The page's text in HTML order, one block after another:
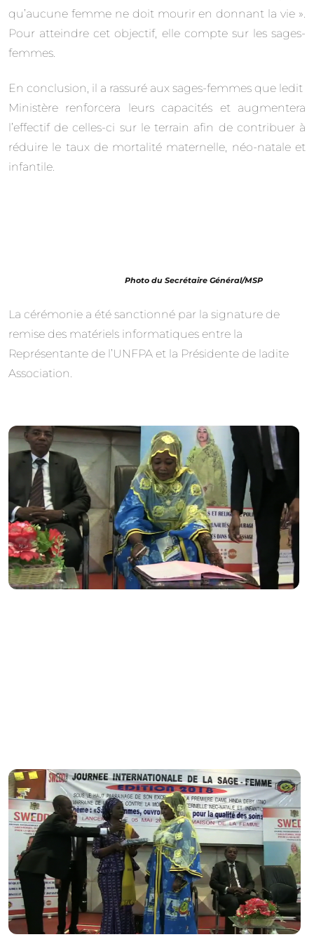
qu’aucune femme ne doit mourir en donnant la vie ».
Pour atteindre cet objectif, elle compte sur les sages-
femmes.
En conclusion, il a rassuré aux sages-femmes que ledit
Ministère renforcera leurs capacités et augmentera
l’effectif de celles-ci sur le terrain afin de contribuer à
réduire le taux de mortalité maternelle, néo-natale et
infantile.
Photo du Secrétaire Général/MSP
La cérémonie a été sanctionné par la signature de
remise des matériels informatiques entre la
Représentante de l’UNFPA et la Présidente de ladite
Association.